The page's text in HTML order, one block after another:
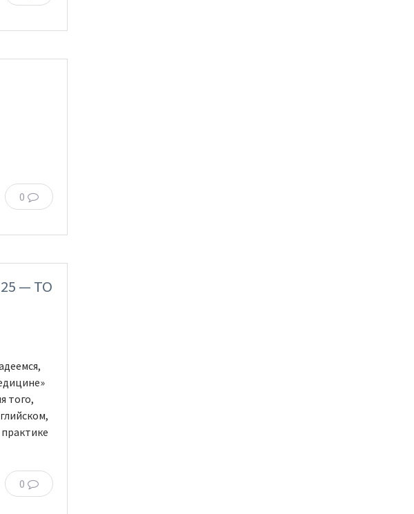
0
— TO
того,
0